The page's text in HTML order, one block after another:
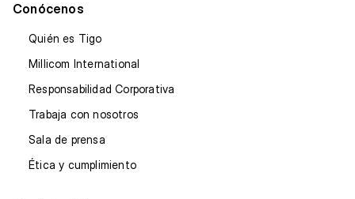
Conócenos
Quién es Tigo
Millicom International
Responsabilidad Corporativa
Trabaja con nosotros
Sala de prensa
Ética y cumplimiento